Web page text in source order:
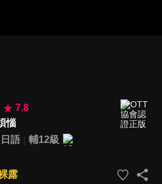
7.8
惱
日語
輔12級
露